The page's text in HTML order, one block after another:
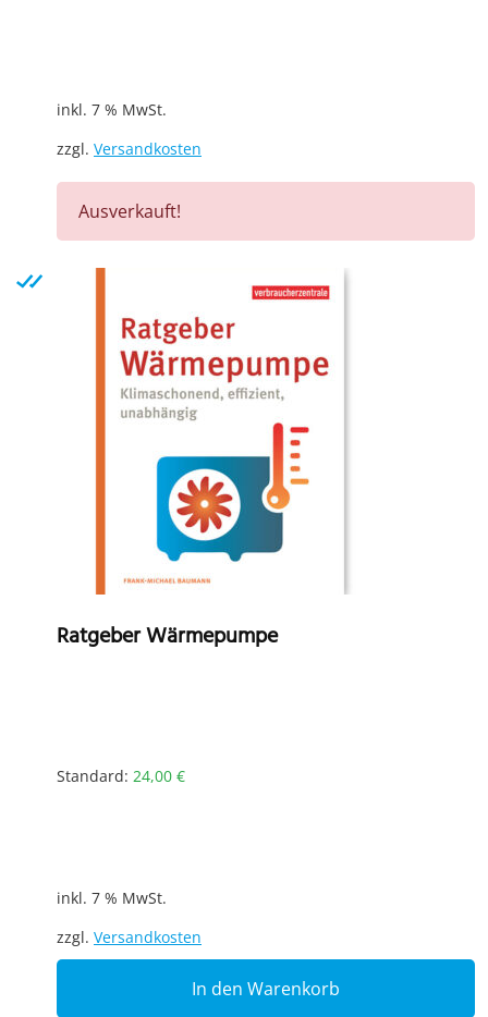
inkl. 7 % MwSt.
zzgl. Versandkosten
Ausverkauft!
Ratgeber Wärmepumpe
Standard: 24,00 €
inkl. 7 % MwSt.
zzgl. Versandkosten
In den Warenkorb